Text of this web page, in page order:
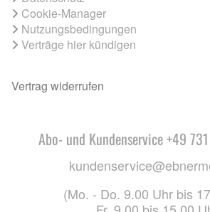
Cookie-Manager
Nutzungsbedingungen
Verträge hier kündigen
Vertrag widerrufen
Abo- und Kundenservice +49
(Mo. - Do. 9.00 Uhr bis